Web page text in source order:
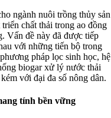
ngành nuôi trồng thủy sản
chất thải trong ao đồng
Vấn đề này đã được tiếp
với những tiến bộ trong
pháp lọc sinh học, hệ
biogar xử lý nước thải
với đại đa số nông dân.
tính bền vững